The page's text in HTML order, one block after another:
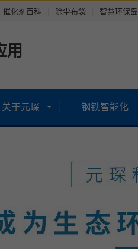
催化剂百科 除尘布袋 智慧环保岛
用
关于元琛 钢铁智能化